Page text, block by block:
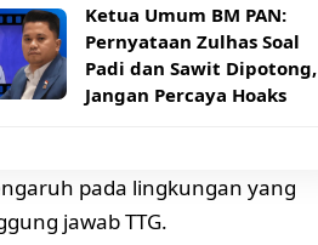
Ketua Umum BM PAN:
Pernyataan Zulhas Soal
Padi dan Sawit Dipotong,
Jangan Percaya Hoaks
pada lingkungan yang
jawab TTG.